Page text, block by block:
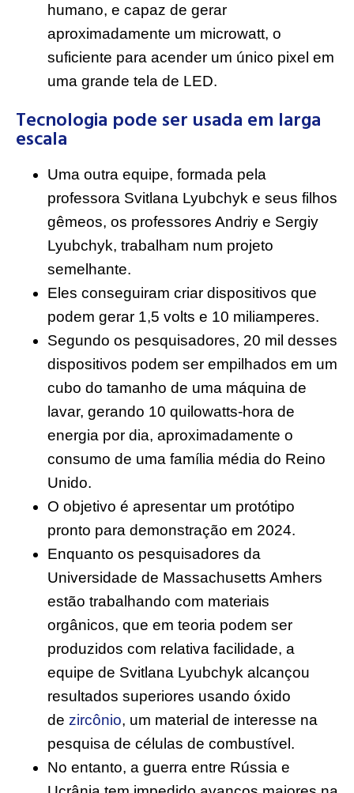
humano, e capaz de gerar
aproximadamente um microwatt, o
suficiente para acender um único pixel em
uma grande tela de LED.
Tecnologia pode ser usada em larga
escala
Uma outra equipe, formada pela
professora Svitlana Lyubchyk e seus filhos
gêmeos, os professores Andriy e Sergiy
Lyubchyk, trabalham num projeto
semelhante.
Eles conseguiram criar dispositivos que
podem gerar 1,5 volts e 10 miliamperes.
Segundo os pesquisadores, 20 mil desses
dispositivos podem ser empilhados em um
cubo do tamanho de uma máquina de
lavar, gerando 10 quilowatts-hora de
energia por dia, aproximadamente o
consumo de uma família média do Reino
Unido.
O objetivo é apresentar um protótipo
pronto para demonstração em 2024.
Enquanto os pesquisadores da
Universidade de Massachusetts Amhers
estão trabalhando com materiais
orgânicos, que em teoria podem ser
produzidos com relativa facilidade, a
equipe de Svitlana Lyubchyk alcançou
resultados superiores usando óxido
de zircônio, um material de interesse na
pesquisa de células de combustível.
No entanto, a guerra entre Rússia e